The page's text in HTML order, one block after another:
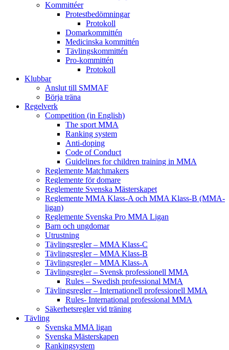
Kommittéer
Protestbedömningar
Protokoll
Domarkommittén
Medicinska kommittén
Tävlingskommittén
Pro-kommittén
Protokoll
Klubbar
Anslut till SMMAF
Börja träna
Regelverk
Competition (in English)
The sport MMA
Ranking system
Anti-doping
Code of Conduct
Guidelines for children training in MMA
Reglemente Matchmakers
Reglemente för domare
Reglemente Svenska Mästerskapet
Reglemente MMA Klass-A och MMA Klass-B (MMA-
ligan)
Reglemente Svenska Pro MMA Ligan
Barn och ungdomar
Utrustning
Tävlingsregler – MMA Klass-C
Tävlingsregler – MMA Klass-B
Tävlingsregler – MMA Klass-A
Tävlingsregler – Svensk professionell MMA
Rules – Swedish professional MMA
Tävlingsregler – Internationell professionell MMA
Rules- International professional MMA
Säkerhetsregler vid träning
Tävling
Svenska MMA ligan
Svenska Mästerskapen
Rankingsystem